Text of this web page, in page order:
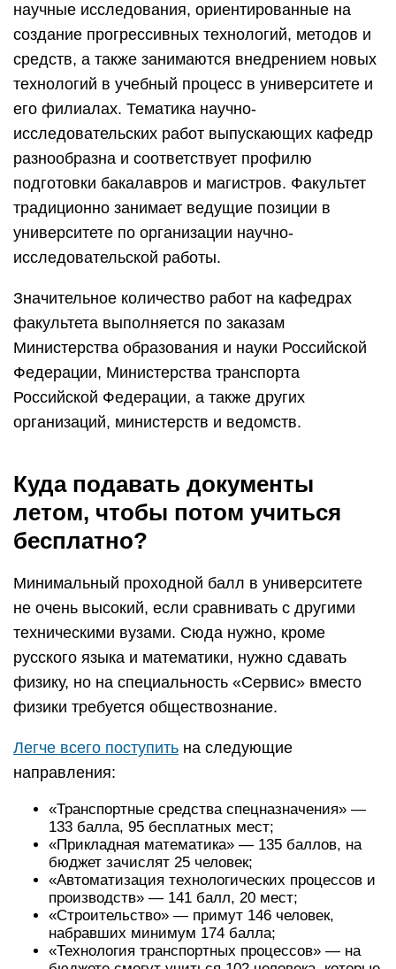
научные исследования, ориентированные на
создание прогрессивных технологий, методов и
средств, а также занимаются внедрением новых
технологий в учебный процесс в университете и
его филиалах. Тематика научно-
исследовательских работ выпускающих кафедр
разнообразна и соответствует профилю
подготовки бакалавров и магистров. Факультет
традиционно занимает ведущие позиции в
университете по организации научно-
исследовательской работы.
Значительное количество работ на кафедрах
факультета выполняется по заказам
Министерства образования и науки Российской
Федерации, Министерства транспорта
Российской Федерации, а также других
организаций, министерств и ведомств.
Куда подавать документы
летом, чтобы потом учиться
бесплатно?
Минимальный проходной балл в университете
не очень высокий, если сравнивать с другими
техническими вузами. Сюда нужно, кроме
русского языка и математики, нужно сдавать
физику, но на специальность «Сервис» вместо
физики требуется обществознание.
Легче всего поступить на следующие
направления:
«Транспортные средства спецназначения» —
133 балла, 95 бесплатных мест;
«Прикладная математика» — 135 баллов, на
бюджет зачислят 25 человек;
«Автоматизация технологических процессов и
производств» — 141 балл, 20 мест;
«Строительство» — примут 146 человек,
набравших минимум 174 балла;
«Технология транспортных процессов» — на